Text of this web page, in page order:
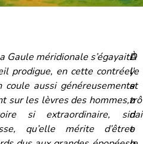
Gaule méridionale s’égayait
prodigue, en cette contrée
coule aussi généreusement
sur les lèvres des hommes,
si extraordinaire, si
qu’elle mérite d’être
O
y
e
z
d
o
L
’
a
n
d
e
À
l’e
st
trô
nai
t